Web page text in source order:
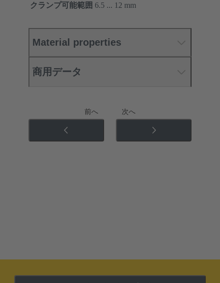
クランプ可能範囲 6.5 ... 12 mm
Material properties
商用データ
前へ 次へ